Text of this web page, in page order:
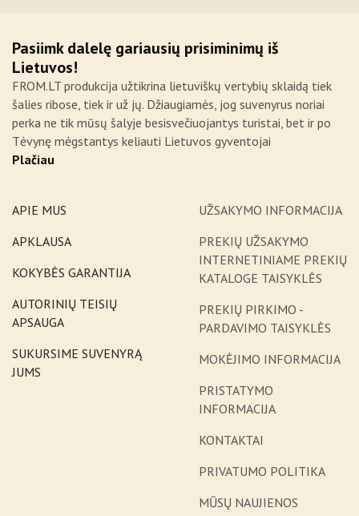
Pasiimk dalelę gariausių prisiminimų iš
Lietuvos!
FROM.LT produkcija užtikrina lietuviškų vertybių sklaidą tiek
šalies ribose, tiek ir už jų. Džiaugiamės, jog suvenyrus noriai
perka ne tik mūsų šalyje besisvečiuojantys turistai, bet ir po
Tėvynę mėgstantys keliauti Lietuvos gyventojai
Plačiau
APIE MUS
APKLAUSA
KOKYBĖS GARANTIJA
AUTORINIŲ TEISIŲ
APSAUGA
SUKURSIME SUVENYRĄ
JUMS
UŽSAKYMO INFORMACIJA
PREKIŲ UŽSAKYMO
INTERNETINIAME PREKIŲ
KATALOGE TAISYKLĖS
PREKIŲ PIRKIMO -
PARDAVIMO TAISYKLĖS
MOKĖJIMO INFORMACIJA
PRISTATYMO
INFORMACIJA
KONTAKTAI
PRIVATUMO POLITIKA
MŪSŲ NAUJIENOS